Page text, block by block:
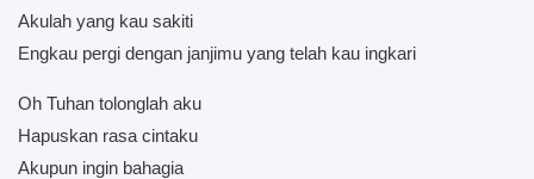
Akulah yang kau sakiti
Engkau pergi dengan janjimu yang telah kau ingkari
Oh Tuhan tolonglah aku
Hapuskan rasa cintaku
Akupun ingin bahagia